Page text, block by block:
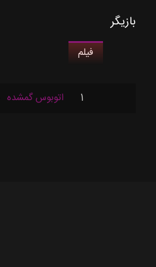
بازیگر
فیلم
1 اتوبوس گمشده